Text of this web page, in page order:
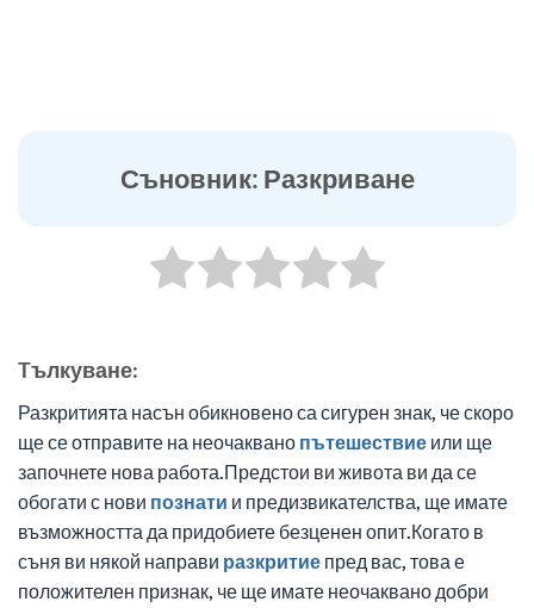
Съновник: Разкриване
Tълкуване:
Разкритията насън обикновено са сигурен знак, че скоро
ще се отправите на неочаквано пътешествие или ще
започнете нова работа.Предстои ви живота ви да се
обогати с нови познати и предизвикателства, ще имате
възможността да придобиете безценен опит.Когато в
съня ви някой направи разкритие пред вас, това е
положителен признак, че ще имате неочаквано добри